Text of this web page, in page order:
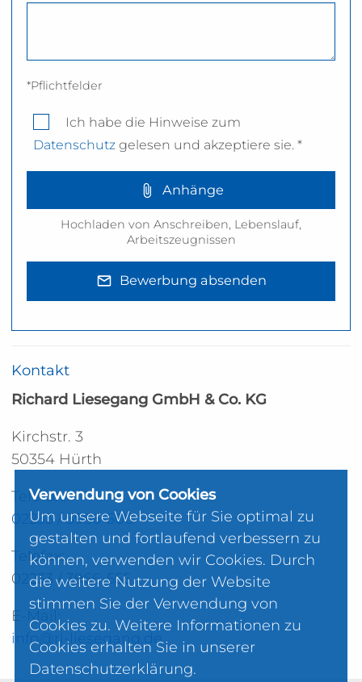
*Pflichtfelder
Ich habe die Hinweise zum
Datenschutzgelesen und akzeptiere sie. *
Anhänge
Hochladen von Anschreiben, Lebenslauf,
Arbeitszeugnissen
Bewerbung absenden
Kontakt
Richard Liesegang GmbH & Co. KG
Kirchstr. 3
50354 Hürth
Telefon:
02233 / 3966-500
Telefax:
02233 / 3966-555
E-Mail:
info@rl-liesegang.de
Verwendung von Cookies
Um unsere Webseite für Sie optimal zu
gestalten und fortlaufend verbessern zu
können, verwenden wir Cookies. Durch
die weitere Nutzung der Website
stimmen Sie der Verwendung von
Cookies zu. Weitere Informationen zu
Cookies erhalten Sie in unserer
Datenschutzerklärung.